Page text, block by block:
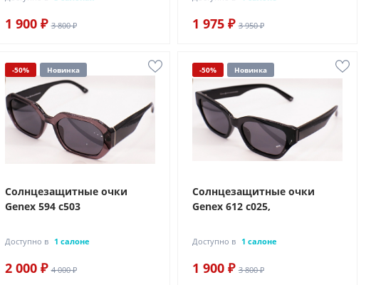
1 900 ₽ 3 800 ₽ 1 975 ₽ 3 950 ₽
-50% Новинка
Солнцезащитные очки
Genex 594 с503
Доступно в 1 салоне
2 000 ₽ 4 000 ₽
-50% Новинка
Солнцезащитные очки
Genex 612 с025,
Доступно в 1 салоне
1 900 ₽ 3 800 ₽